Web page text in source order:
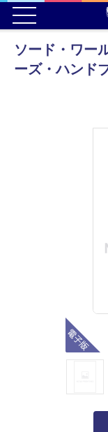
ソード・ワー
ーズ・ハンド